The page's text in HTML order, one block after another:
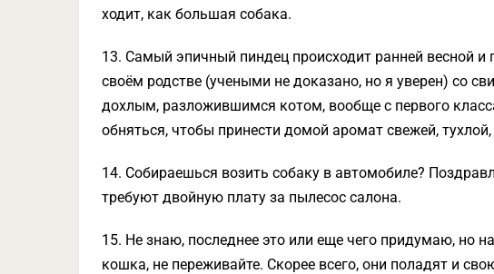
ходит, как большая собака.
13. Самый эпичный пиндец происходит ранней весной
своём родстве (учеными не доказано, но я уверен) со
дохлым, разложившимся котом, вообще с первого
обняться, чтобы принести домой аромат свежей,
14. Собираешься возить собаку в автомобиле?
требуют двойную плату за пылесос салона.
15. Не знаю, последнее это или еще чего придумаю, но
кошка, не переживайте. Скорее всего, они поладят и